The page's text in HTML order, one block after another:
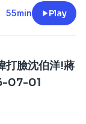
55min Play
打臉沈伯洋!蔣
07-01